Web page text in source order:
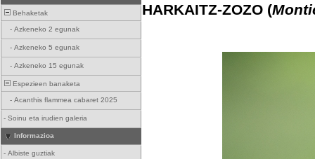
Behaketak
- Azkeneko 2 egunak
- Azkeneko 5 egunak
- Azkeneko 15 egunak
Espezieen banaketa
- Acanthis flammea cabaret 2025
- Soinu eta irudien galeria
Informazioa
- Albiste guztiak
HARKAITZ-ZOZO (